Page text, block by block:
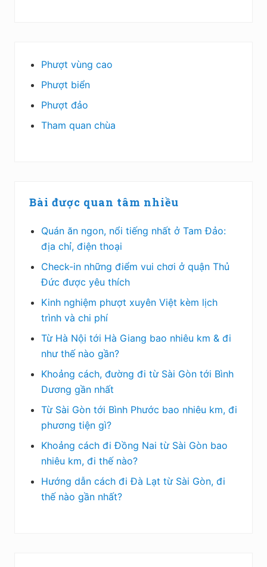
Phượt vùng cao
Phượt biển
Phượt đảo
Tham quan chùa
Bài được quan tâm nhiều
Quán ăn ngon, nổi tiếng nhất ở Tam Đảo:
địa chỉ, điện thoại
Check-in những điểm vui chơi ở quận Thủ
Đức được yêu thích
Kinh nghiệm phượt xuyên Việt kèm lịch
trình và chi phí
Từ Hà Nội tới Hà Giang bao nhiêu km & đi
như thế nào gần?
Khoảng cách, đường đi từ Sài Gòn tới Bình
Dương gần nhất
Từ Sài Gòn tới Bình Phước bao nhiêu km, đi
phương tiện gì?
Khoảng cách đi Đồng Nai từ Sài Gòn bao
nhiêu km, đi thế nào?
Hướng dẫn cách đi Đà Lạt từ Sài Gòn, đi
thế nào gần nhất?